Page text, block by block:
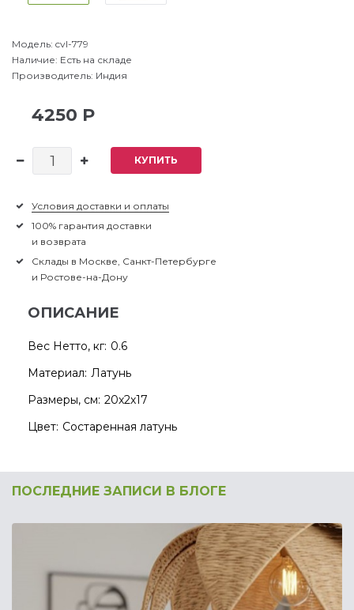
Модель: cvl-779
Наличие: Есть на складе
Производитель: Индия
4250 Р
КУПИТЬ
Условия доставки и оплаты
100% гарантия доставки
и возврата
Склады в Москве, Санкт-Петербурге
и Ростове-на-Дону
ОПИСАНИЕ
Вес Нетто, кг: 0.6
Материал: Латунь
Размеры, см: 20х2х17
Цвет: Состаренная латунь
ПОСЛЕДНИЕ ЗАПИСИ В БЛОГЕ